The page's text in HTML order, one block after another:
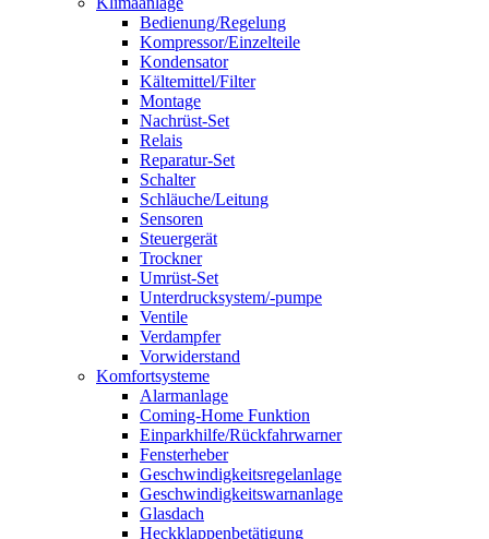
Bedienung/Regelung
Kompressor/Einzelteile
Kondensator
Kältemittel/Filter
Montage
Nachrüst-Set
Relais
Reparatur-Set
Schalter
Schläuche/Leitung
Sensoren
Steuergerät
Trockner
Umrüst-Set
Unterdrucksystem/-pumpe
Ventile
Verdampfer
Vorwiderstand
Komfortsysteme
Alarmanlage
Coming-Home Funktion
Einparkhilfe/Rückfahrwarner
Fensterheber
Geschwindigkeitsregelanlage
Geschwindigkeitswarnanlage
Glasdach
Heckklappenbetätigung